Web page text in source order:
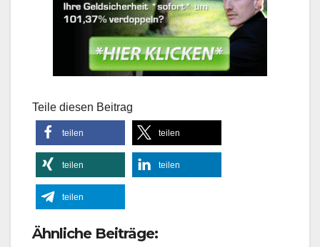
Teile diesen Beitrag
teilen teilen
teilen teilen
teilen
Ähnliche Beiträge: